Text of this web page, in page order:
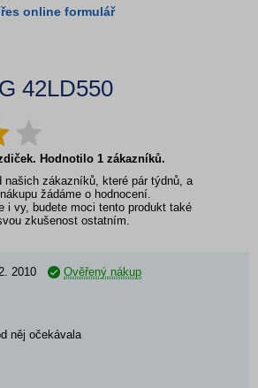
online formulář
42LD550
Hodnotilo 1 zákazníků.
našich zákazníků, které pár týdnů, a
žádáme o hodnocení.
i vy, budete moci tento produkt také
zkušenost ostatním.
2010 Ověřený nákup
něj očekávala